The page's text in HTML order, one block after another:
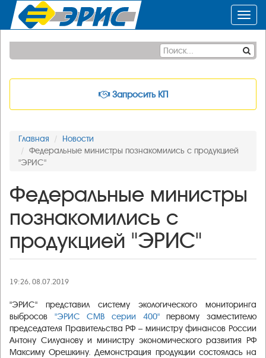
Запросить КП
Главная
Новости
Федеральные министры познакомились с продукцией
"ЭРИС"
Федеральные министры
познакомились с
продукцией "ЭРИС"
19:26, 08.07.2019
"ЭРИС" представил систему экологического мониторинга
выбросов "ЭРИС СМВ серии 400"первому заместителю
председателя Правительства РФ – министру финансов России
Антону Силуанову и министру экономического развития РФ
Максиму Орешкину. Демонстрация продукции состоялась на